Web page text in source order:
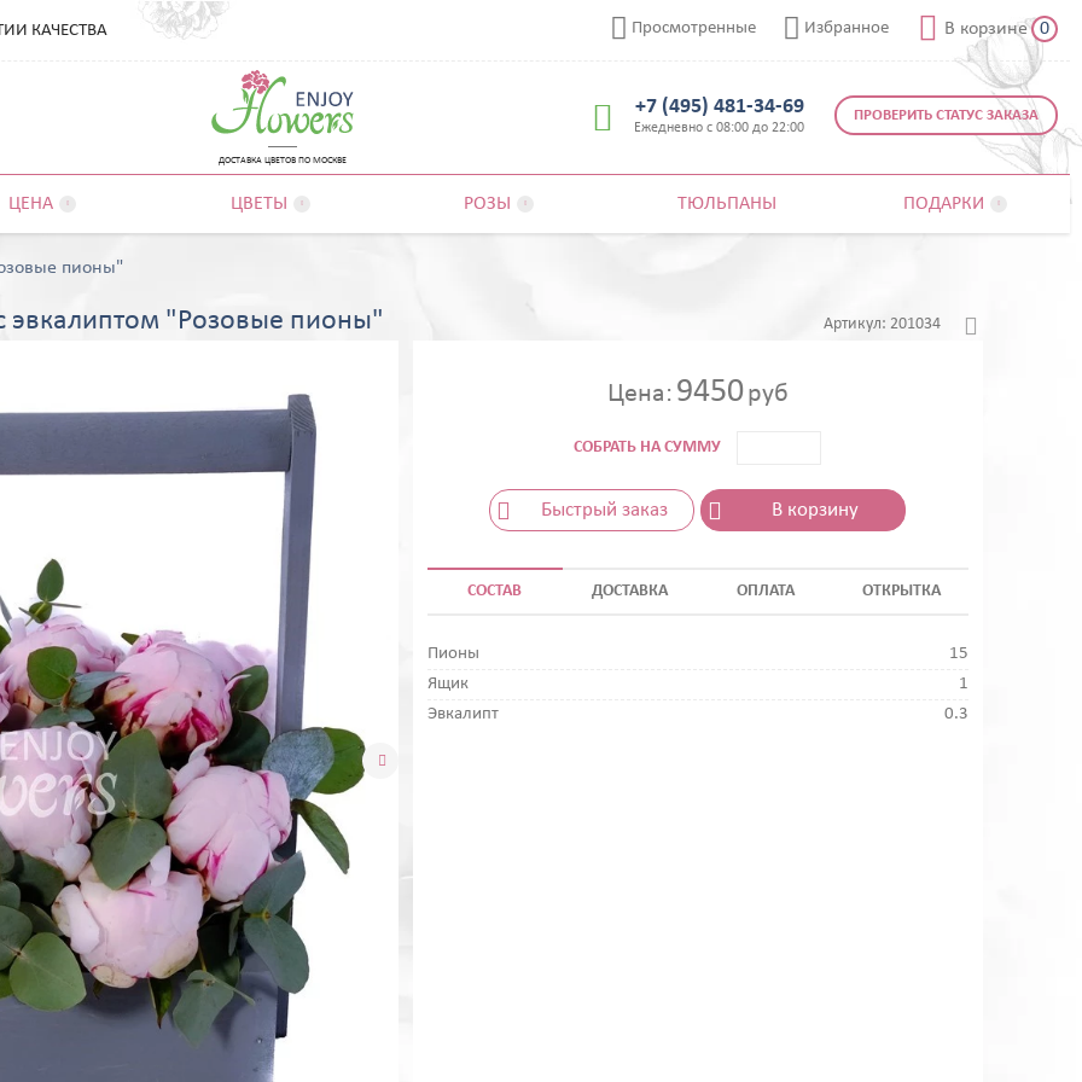
ДОСТАВКА ЦВЕТОВ ПО МОСКВЕ
 +7 (495) 481-34-69
Ежедневно с 08:00 до 22:00
 Просмотренные  Избранное  В корзине 0
ПРОВЕРИТЬ СТАТУС ЗАКАЗА
КАЧЕСТВА
ЦЕНА ЦВЕТЫ РОЗЫ ТЮЛЬПАНЫ ПОДАРКИ
пионы"
эвкалиптом "Розовые пионы" Артикул: 201034

Цена: 9450руб
СОБРАТЬ НА СУММУ
Быстрый заказ В корзину
СОСТАВ ДОСТАВКА ОПЛАТА ОТКРЫТКА
Пионы
15
Ящик
1
Эвкалипт
0.3
